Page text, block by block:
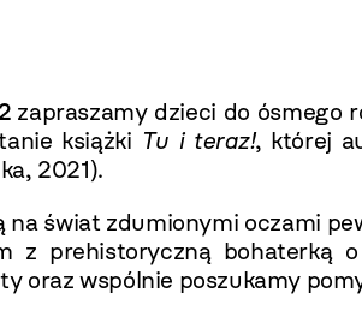
zapraszamy dzieci do ósmego
książki Tu i teraz!, której
2021).
świat zdumionymi oczami
z prehistoryczną bohaterką
oraz wspólnie poszukamy